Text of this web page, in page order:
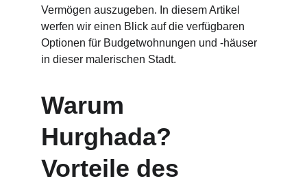
Vermögen auszugeben. In diesem Artikel
werfen wir einen Blick auf die verfügbaren
Optionen für Budgetwohnungen und -häuser
in dieser malerischen Stadt.
Warum
Hurghada?
Vorteile des